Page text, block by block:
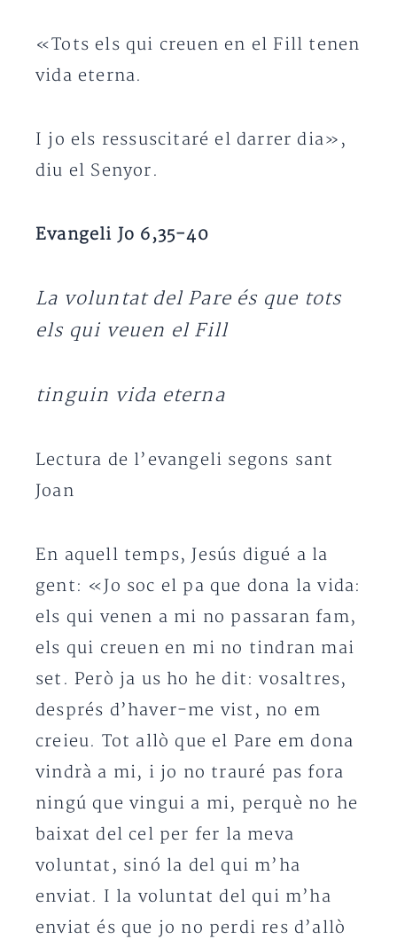
«Tots els qui creuen en el Fill tenen
vida eterna.
I jo els ressuscitaré el darrer dia»,
diu el Senyor.
Evangeli Jo 6,35-40
La voluntat del Pare és que tots
els qui veuen el Fill
tinguin vida eterna
Lectura de l’evangeli segons sant
Joan
En aquell temps, Jesús digué a la
gent: «Jo soc el pa que dona la vida:
els qui venen a mi no passaran fam,
els qui creuen en mi no tindran mai
set. Però ja us ho he dit: vosaltres,
després d’haver-me vist, no em
creieu. Tot allò que el Pare em dona
vindrà a mi, i jo no trauré pas fora
ningú que vingui a mi, perquè no he
baixat del cel per fer la meva
voluntat, sinó la del qui m’ha
enviat. I la voluntat del qui m’ha
enviat és que jo no perdi res d’allò